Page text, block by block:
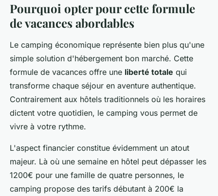
Pourquoi opter pour cette formule
de vacances abordables
Le camping économique représente bien plus qu'une
simple solution d'hébergement bon marché. Cette
formule de vacances offre une liberté totale qui
transforme chaque séjour en aventure authentique.
Contrairement aux hôtels traditionnels où les horaires
dictent votre quotidien, le camping vous permet de
vivre à votre rythme.
L'aspect financier constitue évidemment un atout
majeur. Là où une semaine en hôtel peut dépasser les
1200€ pour une famille de quatre personnes, le
camping propose des tarifs débutant à 200€ la